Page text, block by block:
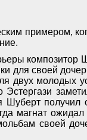
примером,
композитор
для своей
двух молодых
Эстергази
Шуберт
магнат
своей